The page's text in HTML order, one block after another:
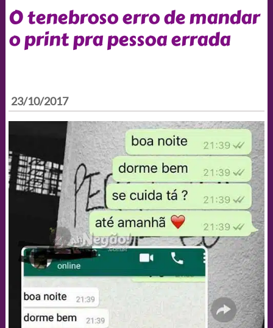
O tenebroso erro de mandar
o print pra pessoa errada
23/10/2017